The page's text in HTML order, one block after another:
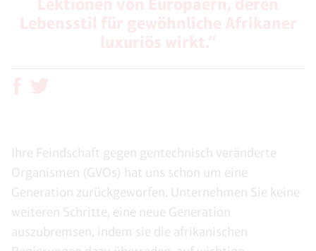
Ihre Feindschaft gegen gentechnisch veränderte
Organismen (GVOs) hat uns schon um eine
Generation zurückgeworfen. Unternehmen Sie keine
weiteren Schritte, eine neue Generation
auszubremsen, indem sie die afrikanischen